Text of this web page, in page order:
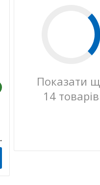
Показати
14 товарів